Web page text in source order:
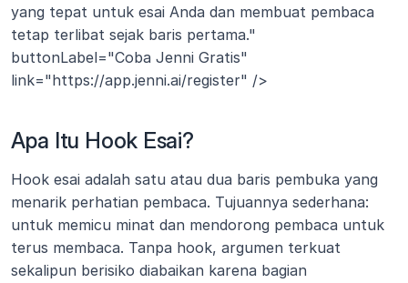
yang tepat untuk esai Anda dan membuat pembaca
tetap terlibat sejak baris pertama."
buttonLabel="Coba Jenni Gratis"
link="https://app.jenni.ai/register" />
Apa Itu Hook Esai?
Hook esai adalah satu atau dua baris pembuka yang
menarik perhatian pembaca. Tujuannya sederhana:
untuk memicu minat dan mendorong pembaca untuk
terus membaca. Tanpa hook, argumen terkuat
sekalipun berisiko diabaikan karena bagian